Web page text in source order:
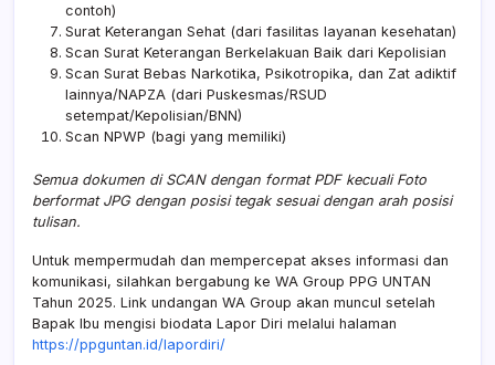
contoh)
Surat Keterangan Sehat (dari fasilitas layanan kesehatan)
Scan Surat Keterangan Berkelakuan Baik dari Kepolisian
Scan Surat Bebas Narkotika, Psikotropika, dan Zat adiktif
lainnya/NAPZA (dari Puskesmas/RSUD
setempat/Kepolisian/BNN)
Scan NPWP (bagi yang memiliki)
Semua dokumen di SCAN dengan format PDF kecuali Foto
berformat JPG dengan posisi tegak sesuai dengan arah posisi
tulisan.
Untuk mempermudah dan mempercepat akses informasi dan
komunikasi, silahkan bergabung ke WA Group PPG UNTAN
Tahun 2025. Link undangan WA Group akan muncul setelah
Bapak Ibu mengisi biodata Lapor Diri melalui halaman
https://ppguntan.id/lapordiri/